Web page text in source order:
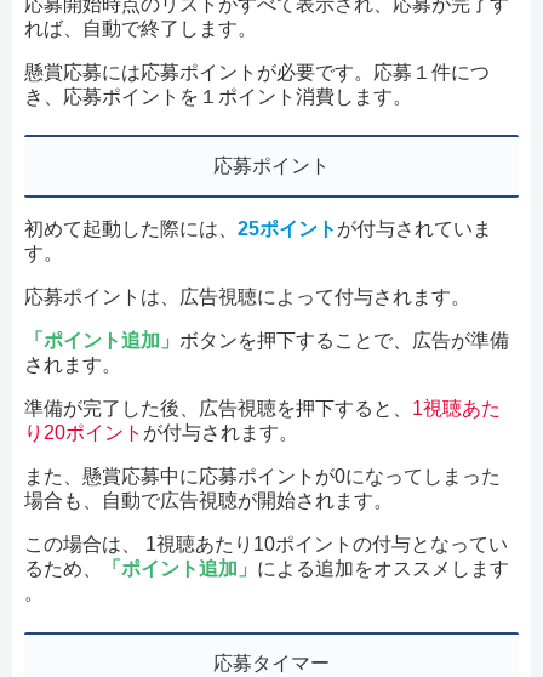
応募開始時点のリストがすべて表示され、応募が完了す
れば、自動で終了します。
懸賞応募には応募ポイントが必要です。応募１件につ
き、応募ポイントを１ポイント消費します。
応募ポイント
初めて起動した際には、 25ポイント が付与されていま
す。
応募ポイントは、広告視聴によって付与されます。
「ポイント追加」 ボタンを押下することで、広告が準備
されます。
準備が完了した後、広告視聴を押下すると、 1視聴あた
り20ポイント が付与されます。
また、懸賞応募中に応募ポイントが0になってしまった
場合も、自動で広告視聴が開始されます。
この場合は、 1視聴あたり10ポイントの付与となってい
るため、
「ポイント追加」 による追加をオススメします
。
応募タイマー